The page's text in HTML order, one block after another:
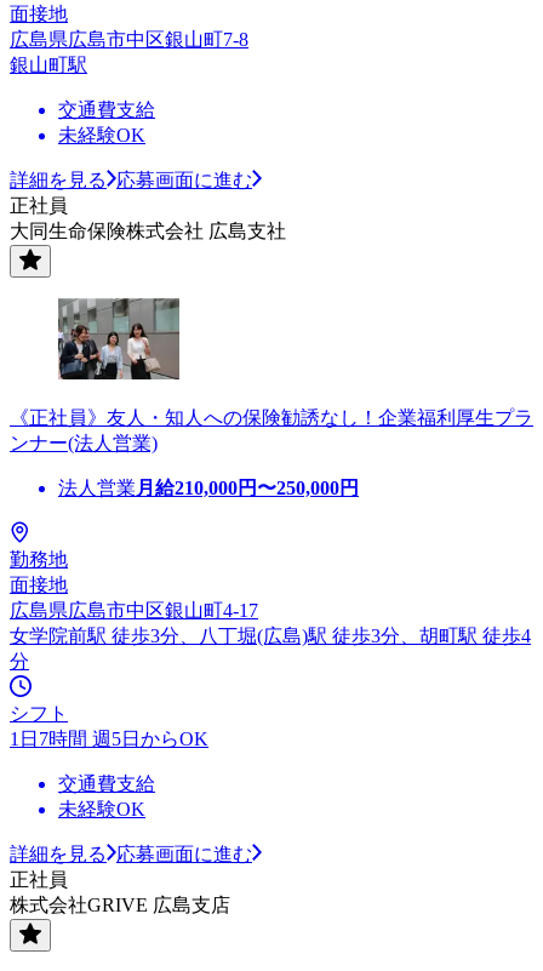
面接地
広島県広島市中区銀山町7-8
銀山町駅
交通費支給
未経験OK
詳細を見る
応募画面に進む
正社員
大同生命保険株式会社 広島支社
《正社員》友人・知人への保険勧誘なし！企業福利厚生プラ
ンナー(法人営業)
法人営業 月給210,000円〜250,000円
勤務地
面接地
広島県広島市中区銀山町4-17
女学院前駅 徒歩3分、八丁堀(広島)駅 徒歩3分、胡町駅 徒歩4
分
シフト
1日7時間 週5日からOK
交通費支給
未経験OK
詳細を見る
応募画面に進む
正社員
株式会社GRIVE 広島支店